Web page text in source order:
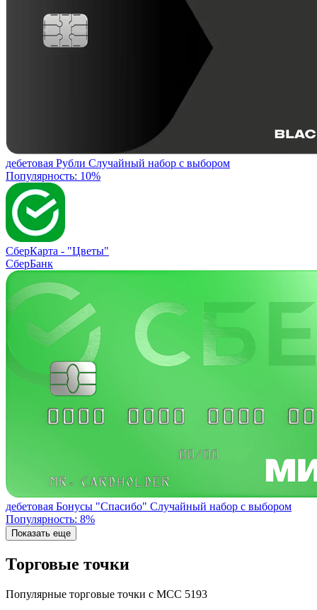
дебетовая Рубли Случайный набор с выбором
Популярность: 10%
СберКарта - "Цветы"
СберБанк
дебетовая Бонусы "Спасибо" Случайный набор с выбором
Популярность: 8%
Показать еще
Торговые точки
Популярные торговые точки с MCC 5193